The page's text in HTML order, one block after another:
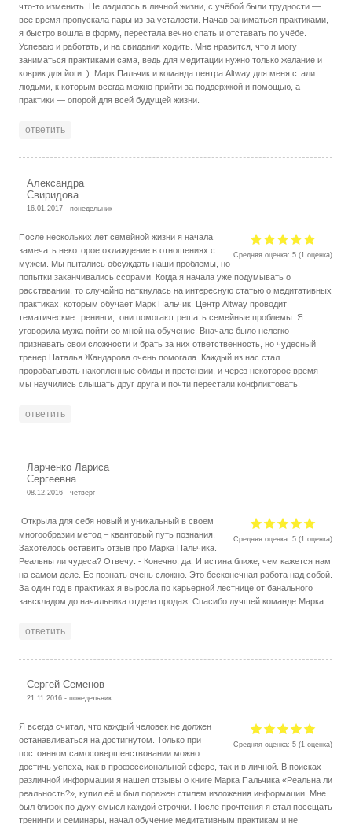
что-то изменить. Не ладилось в личной жизни, с учёбой были трудности —
всё время пропускала пары из-за усталости. Начав заниматься практиками,
я быстро вошла в форму, перестала вечно спать и отставать по учёбе.
Успеваю и работать, и на свидания ходить. Мне нравится, что я могу
заниматься практиками сама, ведь для медитации нужно только желание и
коврик для йоги :). Марк Пальчик и команда центра Altway для меня стали
людьми, к которым всегда можно прийти за поддержкой и помощью, а
практики — опорой для всей будущей жизни.
ответить
Александра
Свиридова
16.01.2017 - понедельник
Средняя оценка:5 (1 оценка)
После нескольких лет семейной жизни я начала
замечать некоторое охлаждение в отношениях с
мужем. Мы пытались обсуждать наши проблемы, но
попытки заканчивались ссорами. Когда я начала уже подумывать о
расставании, то случайно наткнулась на интересную статью о медитативных
практиках, которым обучает Марк Пальчик. Центр Altway проводит
тематические тренинги, они помогают решать семейные проблемы. Я
уговорила мужа пойти со мной на обучение. Вначале было нелегко
признавать свои сложности и брать за них ответственность, но чудесный
тренер Наталья Жандарова очень помогала. Каждый из нас стал
прорабатывать накопленные обиды и претензии, и через некоторое время
мы научились слышать друг друга и почти перестали конфликтовать.
ответить
Ларченко Лариса
Сергеевна
08.12.2016 - четверг
Средняя оценка:5 (1 оценка)
Открыла для себя новый и уникальный в своем
многообразии метод – квантовый путь познания.
Захотелось оставить отзыв про Марка Пальчика.
Реальны ли чудеса? Отвечу: - Конечно, да. И истина ближе, чем кажется нам
на самом деле. Ее познать очень сложно. Это бесконечная работа над собой.
За один год в практиках я выросла по карьерной лестнице от банального
завскладом до начальника отдела продаж. Спасибо лучшей команде Марка.
ответить
Сергей Семенов
21.11.2016 - понедельник
Средняя оценка:5 (1 оценка)
Я всегда считал, что каждый человек не должен
останавливаться на достигнутом. Только при
постоянном самосовершенствовании можно
достичь успеха, как в профессиональной сфере, так и в личной. В поисках
различной информации я нашел отзывы о книге Марка Пальчика «Реальна ли
реальность?», купил её и был поражен стилем изложения информации. Мне
был близок по духу смысл каждой строчки. После прочтения я стал посещать
тренинги и семинары, начал обучение медитативным практикам и не